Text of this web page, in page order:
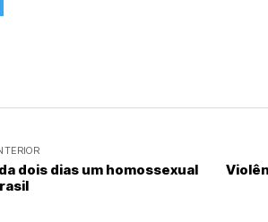
dois dias um homossexual